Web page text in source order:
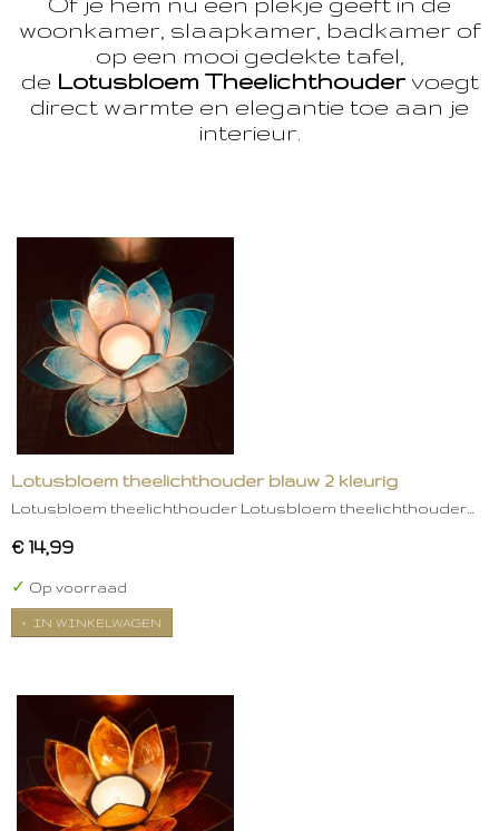
woonkamer, slaapkamer, badkamer of
op een mooi gedekte tafel,
de Lotusbloem Theelichthoudervoegt
direct warmte en elegantie toe aan je
interieur.
Lotusbloem theelichthouder blauw 2 kleurig
Lotusbloem theelichthouder Lotusbloem theelichthouder…
€ 14,99
✓ Op voorraad
IN WINKELWAGEN